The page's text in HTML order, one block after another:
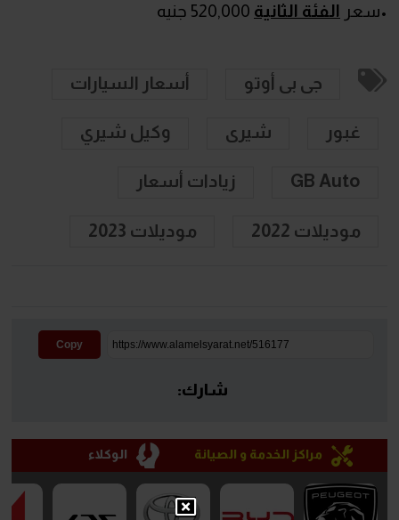
•سعر الفئة الثانية
جى بى أوتو أسعار السيارات
غبور شيرى وكيل شيري
GB Auto زيادات أسعار
موديلات 2022 موديلات 2023
Copy
شارك:
مراكز الخدمة و الصيانة الوكلاء